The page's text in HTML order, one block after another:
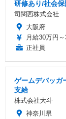
研修あり/社会
司関西株式会社
大阪府
月給30万円
正社員
ゲームデバッガ
支給
株式会社大斗
神奈川県